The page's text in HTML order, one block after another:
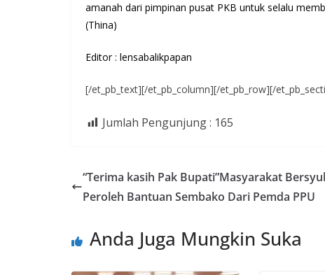
amanah dari pimpinan pusat PKB untuk selalu
(Thina)
Editor : lensabalikpapan
[/et_pb_text][/et_pb_column][/et_pb_row][/
Jumlah Pengunjung : 165
“Terima kasih Pak Bupati”Masyarakat
Peroleh Bantuan Sembako Dari Pemda PPU
Anda Juga Mungkin Suka